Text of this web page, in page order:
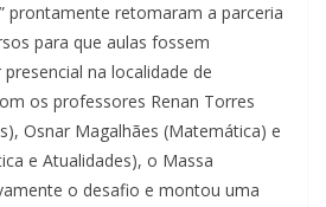
prontamente retomaram a parceria
para que aulas fossem
na localidade de
os professores Renan Torres
Osnar Magalhães (Matemática) e
e Atualidades), o Massa
o desafio e montou uma